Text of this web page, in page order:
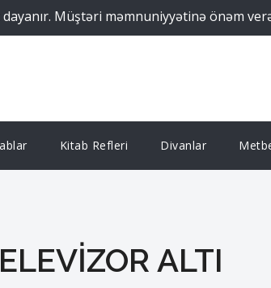
Müştəri məmnuniyyətinə önəm verən
Kitab Refleri Divanlar
ALTI